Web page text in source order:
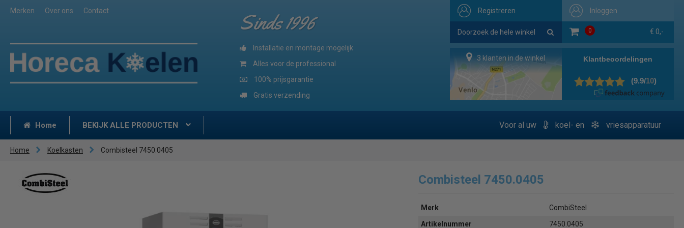
Merken Over ons Contact Inloggen
0 € 0,-
Registreren
Sinds 1996
Installatie en montage mogelijk
Alles voor de professional
100% prijsgarantie
Gratis verzending
3 klanten in de winkel
Home BEKIJK ALLE PRODUCTEN Voor al uw koel- en vriesapparatuur
Home Koelkasten Combisteel 7450.0405
Combisteel 7450.0405
Merk
CombiSteel
Artikelnummer
7450.0405